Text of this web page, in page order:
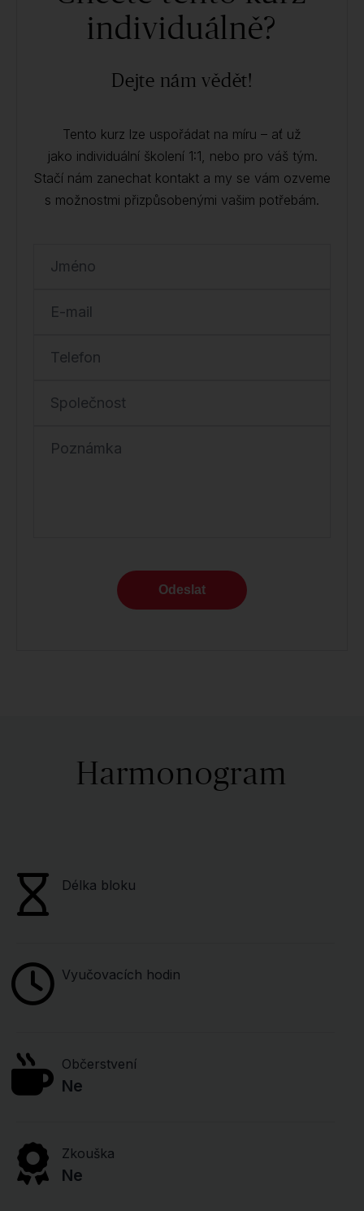
individuálně?
Dejte nám vědět!
Tento kurz lze uspořádat na míru – ať už
jako individuální školení 1:1, nebo pro váš tým.
Stačí nám zanechat kontakt a my se vám ozveme
s možnostmi přizpůsobenými vašim potřebám.
Jméno
E-mail
Telefon
Společnost
Poznámka
Odeslat
Harmonogram
Délka bloku
Vyučovacích hodin
Občerstvení
Ne
Zkouška
Ne